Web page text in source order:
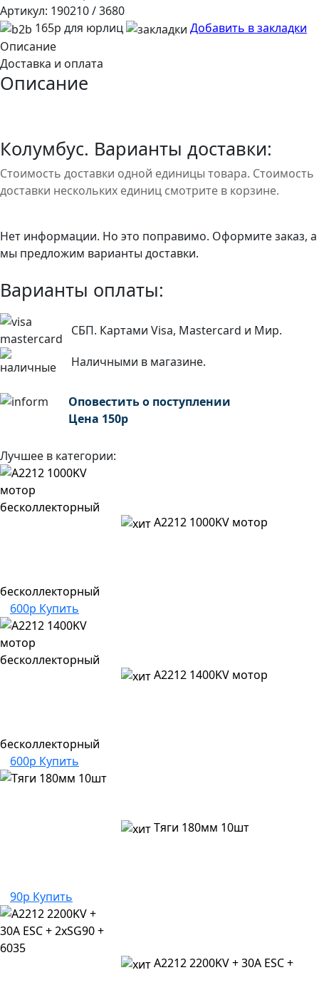
Артикул: 190210 / 3680
165р для юрлиц
Добавить в закладки
Описание
Доставка и оплата
Описание
Колумбус. Варианты доставки:
Стоимость доставки одной единицы товара. Стоимость
доставки нескольких единиц смотрите в корзине.
Нет информации. Но это поправимо. Оформите заказ, а
мы предложим варианты доставки.
Варианты оплаты:
СБП. Картами Visa, Mastercard и Мир.
Наличными в магазине.
Оповестить о поступлении
Цена 150р
Лучшее в категории:
A2212 1000KV мотор
бесколлекторный
600р Купить
A2212 1400KV мотор
бесколлекторный
600р Купить
Тяги 180мм 10шт
90р Купить
A2212 2200KV + 30A ESC +